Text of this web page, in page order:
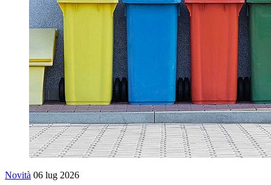
Novità 06 lug 2026